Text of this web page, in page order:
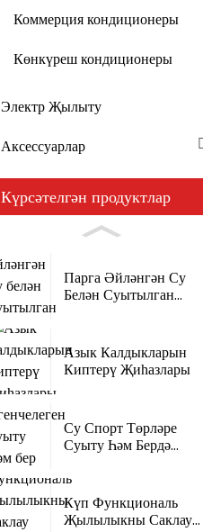
Коммерция кондиционеры
Көнкүреш кондиционеры
Электр Җылыту
Аксессуарлар
Күрсәтелгән продуктлар
Парга Әйләнгән Су
Белән Суытылган
Азык Калдыкларын
Киптерү Җиһазлары
Су Спорт Төрләре
Суыту Һәм Бердә
Күп Функциональ
Җылылыкны Саклау